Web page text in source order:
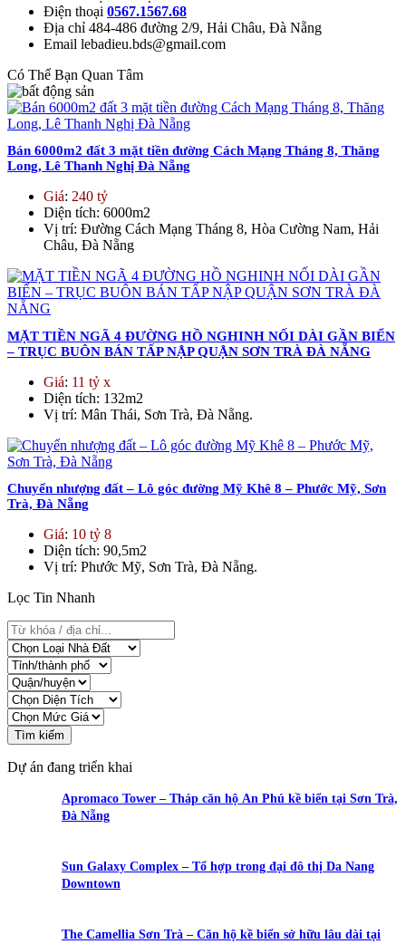
Điện thoại 0567.1567.68
Địa chỉ 484-486 đường 2/9, Hải Châu, Đà Nẵng
Email lebadieu.bds@gmail.com
Có Thể Bạn Quan Tâm
Bán 6000m2 đất 3 mặt tiền đường Cách Mạng Tháng 8, Thăng
Long, Lê Thanh Nghị Đà Nẵng
Giá: 240 tỷ
Diện tích: 6000m2
Vị trí: Đường Cách Mạng Tháng 8, Hòa Cường Nam, Hải
Châu, Đà Nẵng
MẶT TIỀN NGÃ 4 ĐƯỜNG HỒ NGHINH NỐI DÀI GẦN BIỂN
– TRỤC BUÔN BÁN TẤP NẬP QUẬN SƠN TRÀ ĐÀ NẴNG
Giá: 11 tỷ x
Diện tích: 132m2
Vị trí: Mân Thái, Sơn Trà, Đà Nẵng.
Chuyển nhượng đất – Lô góc đường Mỹ Khê 8 – Phước Mỹ, Sơn
Trà, Đà Nẵng
Giá: 10 tỷ 8
Diện tích: 90,5m2
Vị trí: Phước Mỹ, Sơn Trà, Đà Nẵng.
Lọc Tin Nhanh
Tìm kiếm
Dự án đang triển khai
Apromaco Tower – Tháp căn hộ An Phú kề biển tại Sơn Trà,
Đà Nẵng
Sun Galaxy Complex – Tổ hợp trong đại đô thị Da Nang
Downtown
The Camellia Sơn Trà – Căn hộ kề biển sở hữu lâu dài tại